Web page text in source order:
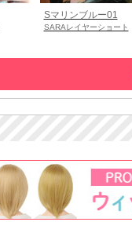
Sマリンブルー01
SARAレイヤーショート